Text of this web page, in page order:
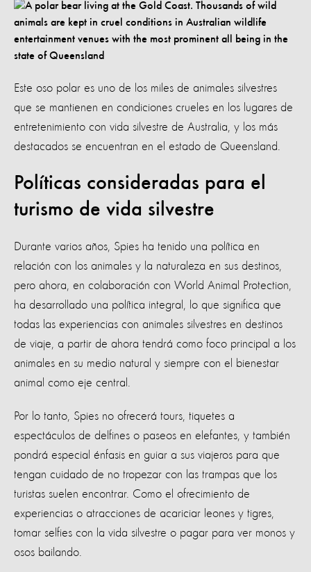
Este oso polar es uno de los miles de animales silvestres
que se mantienen en condiciones crueles en los lugares de
entretenimiento con vida silvestre de Australia, y los más
destacados se encuentran en el estado de Queensland.
Políticas consideradas para el
turismo de vida silvestre
Durante varios años, Spies ha tenido una política en
relación con los animales y la naturaleza en sus destinos,
pero ahora, en colaboración con World Animal Protection,
ha desarrollado una política integral, lo que significa que
todas las experiencias con animales silvestres en destinos
de viaje, a partir de ahora tendrá como foco principal a los
animales en su medio natural y siempre con el bienestar
animal como eje central.
Por lo tanto, Spies no ofrecerá tours, tiquetes a
espectáculos de delfines o paseos en elefantes, y también
pondrá especial énfasis en guiar a sus viajeros para que
tengan cuidado de no tropezar con las trampas que los
turistas suelen encontrar. Como el ofrecimiento de
experiencias o atracciones de acariciar leones y tigres,
tomar selfies con la vida silvestre o pagar para ver monos y
osos bailando.